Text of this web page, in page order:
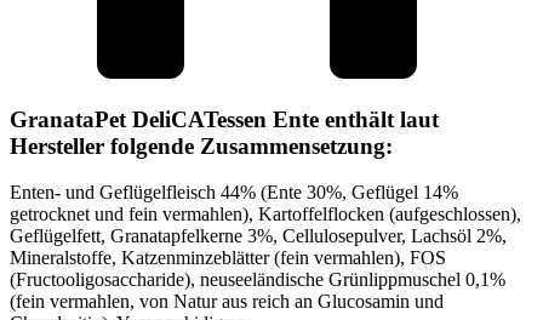
GranataPet DeliCATessen Ente enthält laut
Hersteller folgende Zusammensetzung:
Enten- und Geflügelfleisch 44% (Ente 30%, Geflügel 14%
getrocknet und fein vermahlen), Kartoffelflocken (aufgeschlossen),
Geflügelfett, Granatapfelkerne 3%, Cellulosepulver, Lachsöl 2%,
Mineralstoffe, Katzenminzeblätter (fein vermahlen), FOS
(Fructooligosaccharide), neuseeländische Grünlippmuschel 0,1%
(fein vermahlen, von Natur aus reich an Glucosamin und